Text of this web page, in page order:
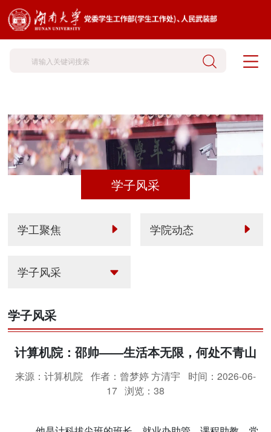
学子风采
学工聚焦 学院动态
学子风采
学子风采
计算机院：邵帅——生活本无限，何处不青山
来源：计算机院 作者：曾梦婷 方清宇
时间：2026-06-
17
浏览：38